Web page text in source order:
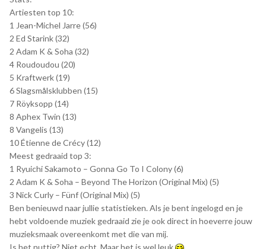
Artiesten top 10:
1 Jean-Michel Jarre (56)
2 Ed Starink (32)
2 Adam K & Soha (32)
4 Roudoudou (20)
5 Kraftwerk (19)
6 Slagsmålsklubben (15)
7 Röyksopp (14)
8 Aphex Twin (13)
8 Vangelis (13)
10 Étienne de Crécy (12)
Meest gedraaid top 3:
1 Ryuichi Sakamoto – Gonna Go To I Colony (6)
2 Adam K & Soha – Beyond The Horizon (Original Mix) (5)
3 Nick Curly – Fünf (Original Mix) (5)
Ben benieuwd naar jullie statistieken. Als je bent ingelogd en je
hebt voldoende muziek gedraaid zie je ook direct in hoeverre jouw
muzieksmaak overeenkomt met die van mij.